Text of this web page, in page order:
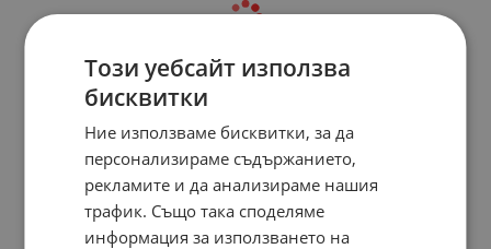
Този уебсайт използва
бисквитки
Ние използваме бисквитки, за да
персонализираме съдържанието,
рекламите и да анализираме нашия
трафик. Също така споделяме
информация за използването на